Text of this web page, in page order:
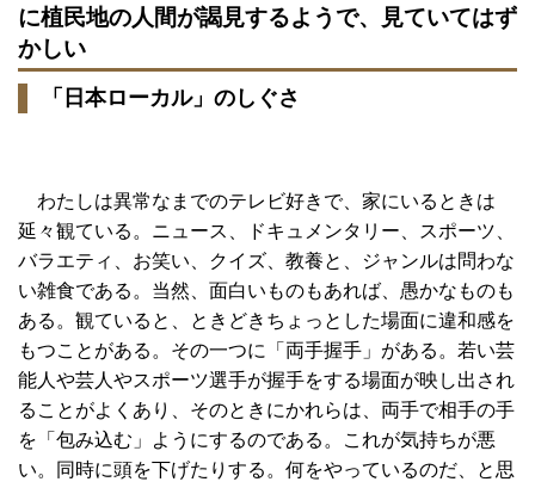
に植民地の人間が謁見するようで、見ていてはず
かしい
「日本ローカル」のしぐさ
わたしは異常なまでのテレビ好きで、家にいるときは
延々観ている。ニュース、ドキュメンタリー、スポーツ、
バラエティ、お笑い、クイズ、教養と、ジャンルは問わな
い雑食である。当然、面白いものもあれば、愚かなものも
ある。観ていると、ときどきちょっとした場面に違和感を
もつことがある。その一つに「両手握手」がある。若い芸
能人や芸人やスポーツ選手が握手をする場面が映し出され
ることがよくあり、そのときにかれらは、両手で相手の手
を「包み込む」ようにするのである。これが気持ちが悪
い。同時に頭を下げたりする。何をやっているのだ、と思